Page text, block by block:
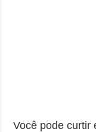
Você pode curtir